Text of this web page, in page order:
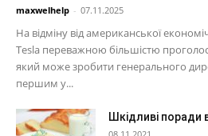
maxwelhelp - 07.11.2025
На відміну від американської
Tesla переважною більшістю
який може зробити генерального
першим у...
Шкідливі поради